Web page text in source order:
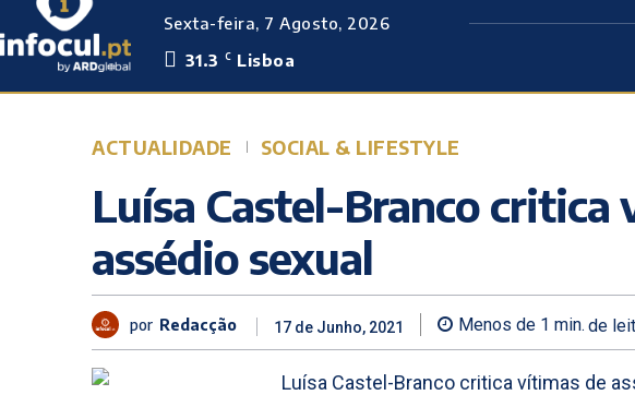
Sexta-feira, 7 Agosto, 2026
31.3
C Lisboa
ACTUALIDADE SOCIAL & LIFESTYLE
Luísa Castel-Branco critica
assédio sexual
por Redacção 17 de Junho, 2021 Menos de 1 min. de